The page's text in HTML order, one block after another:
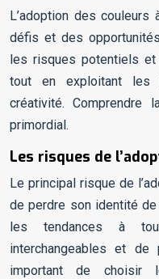
L’adoption des
défis et des
les risques potentiels
tout en exploitant les
créativité. Comprendre
primordial.
Les risques de
Le principal risque de
de perdre son identité
les tendances à
interchangeables et
important de